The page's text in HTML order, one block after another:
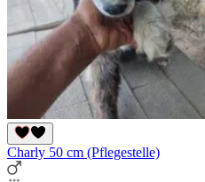
Charly 50 cm (Pflegestelle)